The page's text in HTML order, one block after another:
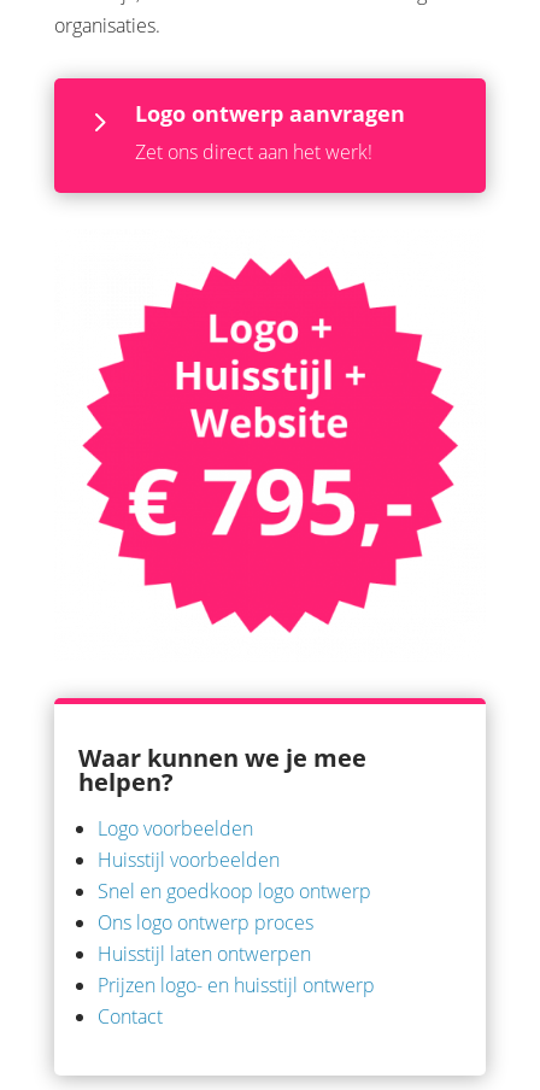
organisaties.
5 Logo ontwerp aanvragen
Zet ons direct aan het werk!
Waar kunnen we je mee
helpen?
Logo voorbeelden
Huisstijl voorbeelden
Snel en goedkoop logo ontwerp
Ons logo ontwerp proces
Huisstijl laten ontwerpen
Prijzen logo- en huisstijl ontwerp
Contact